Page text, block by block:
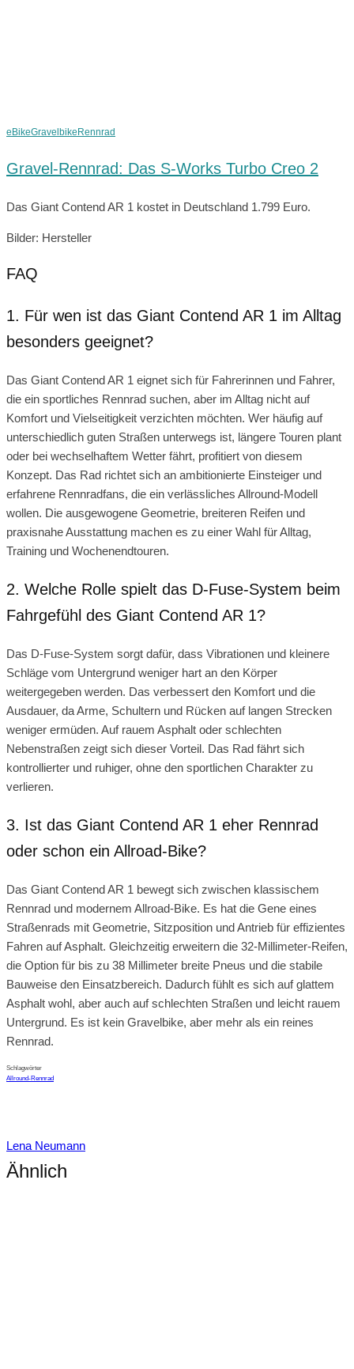
eBikeGravelbike Rennrad
Gravel-Rennrad: Das S-Works Turbo Creo 2
Das Giant Contend AR 1 kostet in Deutschland 1.799 Euro.
Bilder: Hersteller
FAQ
1. Für wen ist das Giant Contend AR 1 im Alltag
besonders geeignet?
Das Giant Contend AR 1 eignet sich für Fahrerinnen und Fahrer,
die ein sportliches Rennrad suchen, aber im Alltag nicht auf
Komfort und Vielseitigkeit verzichten möchten. Wer häufig auf
unterschiedlich guten Straßen unterwegs ist, längere Touren plant
oder bei wechselhaftem Wetter fährt, profitiert von diesem
Konzept. Das Rad richtet sich an ambitionierte Einsteiger und
erfahrene Rennradfans, die ein verlässliches Allround-Modell
wollen. Die ausgewogene Geometrie, breiteren Reifen und
praxisnahe Ausstattung machen es zu einer Wahl für Alltag,
Training und Wochenendtouren.
2. Welche Rolle spielt das D-Fuse-System beim
Fahrgefühl des Giant Contend AR 1?
Das D-Fuse-System sorgt dafür, dass Vibrationen und kleinere
Schläge vom Untergrund weniger hart an den Körper
weitergegeben werden. Das verbessert den Komfort und die
Ausdauer, da Arme, Schultern und Rücken auf langen Strecken
weniger ermüden. Auf rauem Asphalt oder schlechten
Nebenstraßen zeigt sich dieser Vorteil. Das Rad fährt sich
kontrollierter und ruhiger, ohne den sportlichen Charakter zu
verlieren.
3. Ist das Giant Contend AR 1 eher Rennrad
oder schon ein Allroad-Bike?
Das Giant Contend AR 1 bewegt sich zwischen klassischem
Rennrad und modernem Allroad-Bike. Es hat die Gene eines
Straßenrads mit Geometrie, Sitzposition und Antrieb für effizientes
Fahren auf Asphalt. Gleichzeitig erweitern die 32-Millimeter-Reifen,
die Option für bis zu 38 Millimeter breite Pneus und die stabile
Bauweise den Einsatzbereich. Dadurch fühlt es sich auf glattem
Asphalt wohl, aber auch auf schlechten Straßen und leicht rauem
Untergrund. Es ist kein Gravelbike, aber mehr als ein reines
Rennrad.
Schlagwörter
Allround-Rennrad
Lena Neumann
Ähnlich